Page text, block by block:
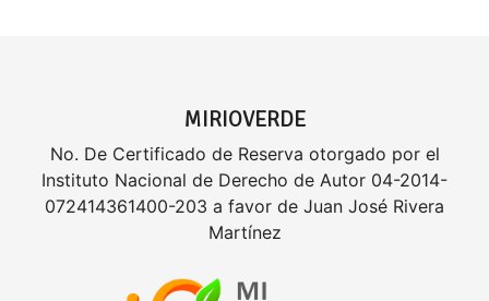
MIRIOVERDE
No. De Certificado de Reserva otorgado por el
Instituto Nacional de Derecho de Autor 04-2014-
072414361400-203 a favor de Juan José Rivera
Martínez